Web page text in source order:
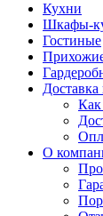
Кухни
Шкафы-
Гостиные
Доставка
Как
О